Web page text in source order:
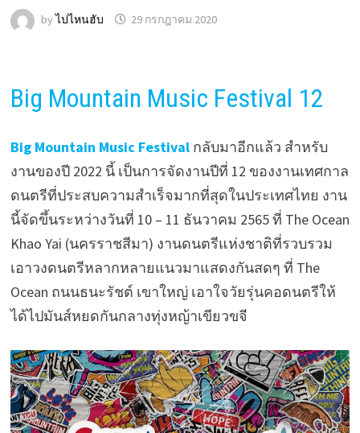
byไปไหนฮับ 29 กรกฎาคม 2020
Big Mountain Music Festival 12
Big Mountain Music Festivalกลับมาอีกแล้ว สำหรับ
งานของปี 2022 นี้ เป็นการจัดงานปีที่ 12 ของงานเทศกาล
ดนตรีที่ประสบความสำเร็จมากที่สุดในประเทศไทย งาน
นี้จัดขึ้นระหว่างวันที่ 10 – 11 ธันวาคม 2565 ที่ The Ocean
Khao Yai (นครราชสีมา) งานดนตรีแห่งชาติที่รวบรวม
เอาวงดนตรีหลากหลายแนวมาแสดงกันสดๆ ที่ The
Ocean ถนนธนะรัชต์ เขาใหญ่ เอาใจวัยรุ่นคอดนตรีให้
ได้ไปมันส์หยดกันกลางทุ่งหญ้าเขียวขจี